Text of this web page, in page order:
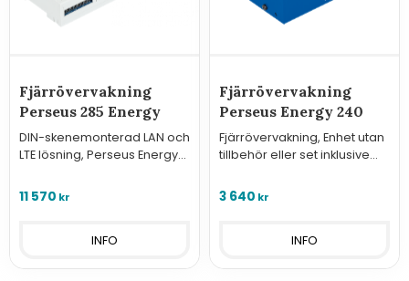
Fjärrövervakning
Perseus 285 Energy
DIN-skenemonterad LAN och
LTE lösning, Perseus Energy
11 570 kr
INFO
Fjärrövervakning
Perseus Energy 240
Fjärrövervakning, Enhet utan
tillbehör eller set inklusive
3 640 kr
INFO